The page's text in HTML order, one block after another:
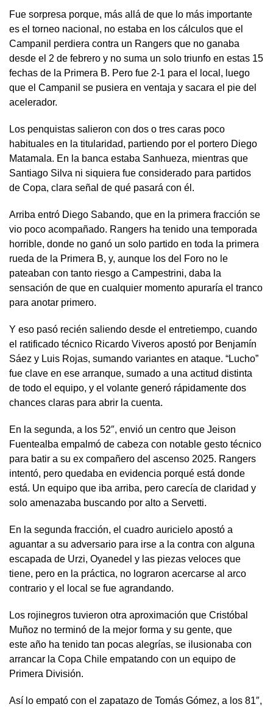
Fue sorpresa porque, más allá de que lo más importante
es el torneo nacional, no estaba en los cálculos que el
Campanil perdiera contra un Rangers que no ganaba
desde el 2 de febrero y no suma un solo triunfo en estas 15
fechas de la Primera B. Pero fue 2-1 para el local, luego
que el Campanil se pusiera en ventaja y sacara el pie del
acelerador.
Los penquistas salieron con dos o tres caras poco
habituales en la titularidad, partiendo por el portero Diego
Matamala. En la banca estaba Sanhueza, mientras que
Santiago Silva ni siquiera fue considerado para partidos
de Copa, clara señal de qué pasará con él.
Arriba entró Diego Sabando, que en la primera fracción se
vio poco acompañado. Rangers ha tenido una temporada
horrible, donde no ganó un solo partido en toda la primera
rueda de la Primera B, y, aunque los del Foro no le
pateaban con tanto riesgo a Campestrini, daba la
sensación de que en cualquier momento apuraría el tranco
para anotar primero.
Y eso pasó recién saliendo desde el entretiempo, cuando
el ratificado técnico Ricardo Viveros apostó por Benjamín
Sáez y Luis Rojas, sumando variantes en ataque. “Lucho”
fue clave en ese arranque, sumado a una actitud distinta
de todo el equipo, y el volante generó rápidamente dos
chances claras para abrir la cuenta.
En la segunda, a los 52″, envió un centro que Jeison
Fuentealba empalmó de cabeza con notable gesto técnico
para batir a su ex compañero del ascenso 2025. Rangers
intentó, pero quedaba en evidencia porqué está donde
está. Un equipo que iba arriba, pero carecía de claridad y
solo amenazaba buscando por alto a Servetti.
En la segunda fracción, el cuadro auricielo apostó a
aguantar a su adversario para irse a la contra con alguna
escapada de Urzi, Oyanedel y las piezas veloces que
tiene, pero en la práctica, no lograron acercarse al arco
contrario y el local se fue agrandando.
Los rojinegros tuvieron otra aproximación que Cristóbal
Muñoz no terminó de la mejor forma y su gente, que
este año ha tenido tan pocas alegrías, se ilusionaba con
arrancar la Copa Chile empatando con un equipo de
Primera División.
Así lo empató con el zapatazo de Tomás Gómez, a los 81″,